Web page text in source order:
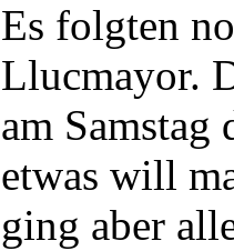
Es folgten
Llucmayor.
am Samstag
etwas will
ging aber